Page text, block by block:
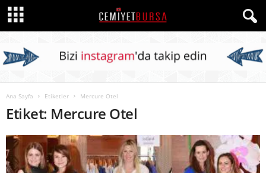
Ana Sayfa Etiketler Mercure Otel
Etiket: Mercure Otel